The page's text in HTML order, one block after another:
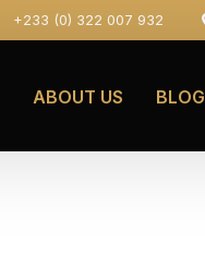
+233 (0) 322 007 932
ABOUT US BLOG